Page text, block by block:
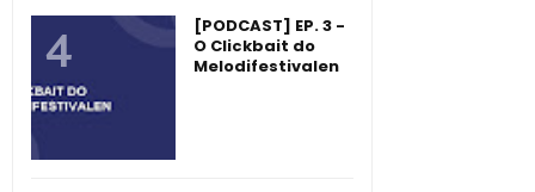
[PODCAST] EP. 3 -
O Clickbait do
Melodifestivalen